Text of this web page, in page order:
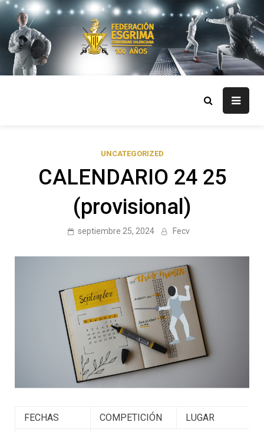
Skip
content
UNCATEGORIZED
CALENDARIO 24 25
(provisional)
septiembre 25, 2024 Fecv
FECHAS COMPETICIÓN LUGAR